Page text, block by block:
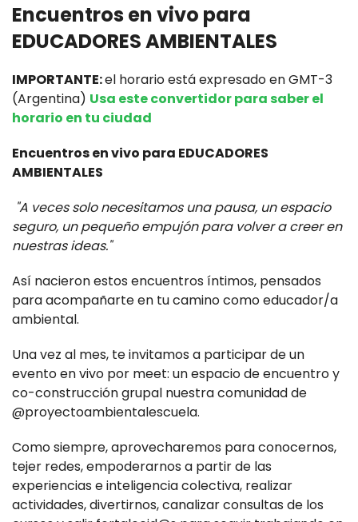
Encuentros en vivo para
EDUCADORES AMBIENTALES
IMPORTANTE:el horario está expresado en GMT-3
(Argentina) Usa este convertidor para saber el
horario en tu ciudad
Encuentros en vivo para EDUCADORES
AMBIENTALES
"A veces solo necesitamos una pausa, un espacio
seguro, un pequeño empujón para volver a creer en
nuestras ideas."
Así nacieron estos encuentros íntimos, pensados
para acompañarte en tu camino como educador/a
ambiental.
Una vez al mes, te invitamos a participar de un
evento en vivo por meet: un espacio de encuentro y
co-construcción grupal nuestra comunidad de
@proyectoambientalescuela.
Como siempre, aprovecharemos para conocernos,
tejer redes, empoderarnos a partir de las
experiencias e inteligencia colectiva, realizar
actividades, divertirnos, canalizar consultas de los